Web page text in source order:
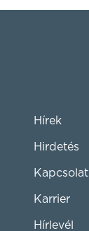
Hírek
Hirdetés
Kapcsolat
Karrier
Hírlevél